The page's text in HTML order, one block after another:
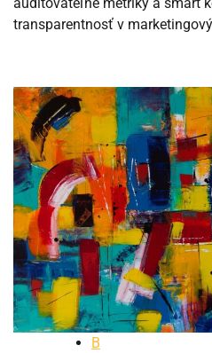
auditovateľné metriky a smart
transparentnosť v
B